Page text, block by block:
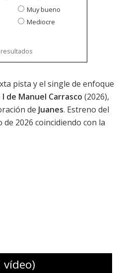
Muy bueno
Mediocre
pista y el single de enfoque
de Manuel Carrasco (2026),
de Juanes. Estreno del
de 2026 coincidiendo con la
vídeo)